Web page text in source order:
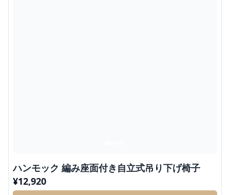
ハンモック 編み座面付き自立式吊り下げ椅子
¥12,920